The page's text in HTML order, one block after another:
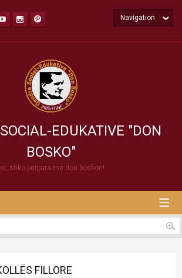
EDUKATIVE "DON
BOSKO"
shko përpara me don boskon!
Navigation
FILLORE